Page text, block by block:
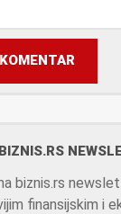
BIZNIS.RS
biznis.rs
finansijskim i